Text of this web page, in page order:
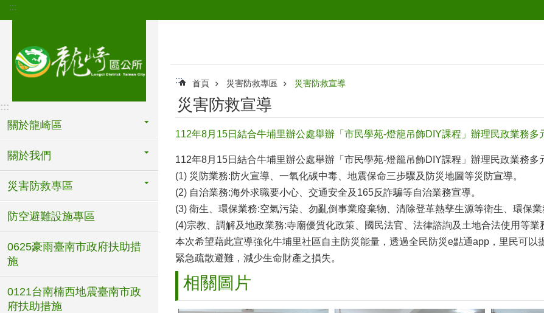
跳到主要內容區塊
:::
:::
關於龍崎區
關於我們
災害防救專區
防空避難設施專區
0625豪雨臺南市政府扶助措
施
0121台南楠西地震臺南市政
府扶助措施
::: 首頁 災害防救專區 災害防救宣導
災害防救宣導
112年8月15日結合牛埔里辦公處舉辦「市民學苑-燈籠吊飾DIY課程」辦理民政業務多
112年8月15日結合牛埔里辦公處舉辦「市民學苑-燈籠吊飾DIY課程」辦理民政業務多
(1) 災防業務:防火宣導、一氧化碳中毒、地震保命三步驟及防災地圖等災防宣導。
(2) 自治業務:海外求職要小心、交通安全及165反詐騙等自治業務宣導。
(3) 衛生、環保業務:空氣污染、勿亂倒事業廢棄物、清除登革熱孳生源等衛生、環保業
(4)宗教、調解及地政業務:寺廟優質化政策、國民法官、法律諮詢及土地合法使用等業
本次希望藉此宣導強化牛埔里社區自主防災能量，透過全民防災e點通app，里民可
緊急疏散避難，減少生命財產之損失。
相關圖片